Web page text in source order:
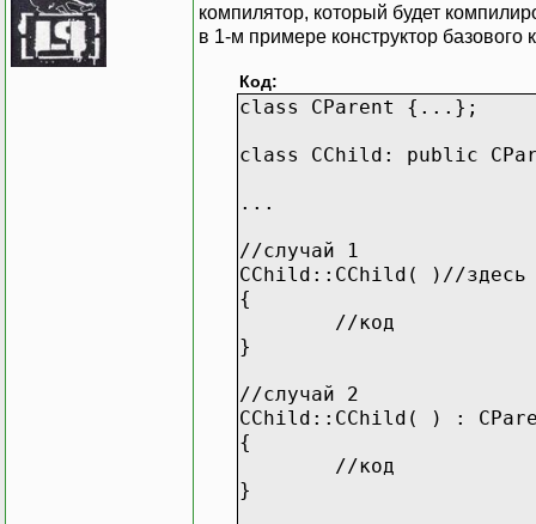
компилятор, который будет
в 1-м примере конструктор
Код:
class CParent {...};
class CChild: public
...
//случай 1
CChild::CChild( )//здесь
{
//код
}
//случай 2
CChild::CChild( ) :
{
//код
}